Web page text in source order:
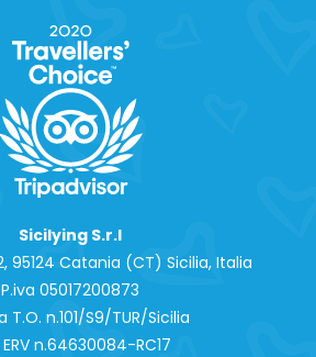
Sicilying S.r.l
95124 Catania (CT) Sicilia, Italia
P.iva 0‍5017200873
T.O. n.101/S9/TUR/Sicilia
ERV n.64630084-RC17